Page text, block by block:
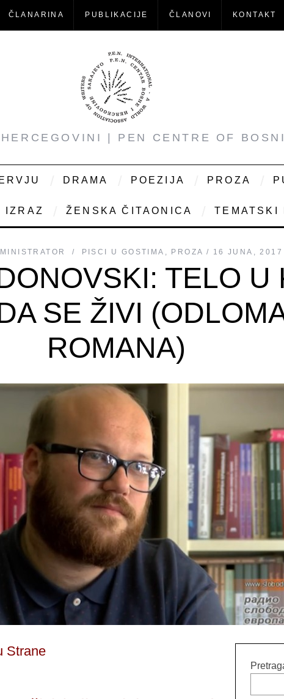
ČLANARINA PUBLIKACIJE ČLANOVI KONTAKT
| PEN CENTRE OF
DRAMA POEZIJA PROZA
IZRAZ ŽENSKA ČITAONICA TEMATSKI
PISCI U GOSTIMA , PROZA 16 JUNA, 2017
TELO U
SE ŽIVI
ROMANA)
Strane